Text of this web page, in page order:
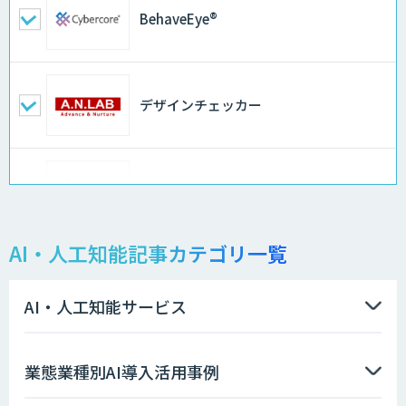
BehaveEye®
デザインチェッカー
地理空間DX ソリューション
製造業特化型オーダーメイドAI開発（知
ソフトクリエイトのAI開発サービス
AI・人工知能記事カテゴリ一覧
AI・人工知能サービス
業態業種別AI導入活用事例